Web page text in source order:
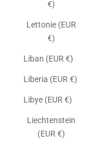
€)
Lettonie (EUR
€)
Liban (EUR €)
Liberia (EUR €)
Libye (EUR €)
Liechtenstein
(EUR €)